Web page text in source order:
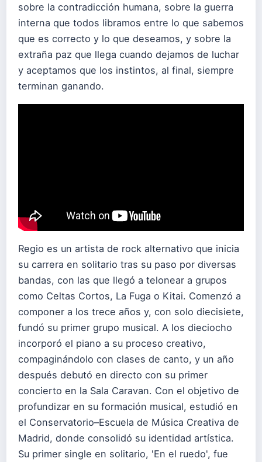
sobre la contradicción humana, sobre la guerra
interna que todos libramos entre lo que sabemos
que es correcto y lo que deseamos, y sobre la
extraña paz que llega cuando dejamos de luchar
y aceptamos que los instintos, al final, siempre
terminan ganando.
Regio es un artista de rock alternativo que inicia
su carrera en solitario tras su paso por diversas
bandas, con las que llegó a telonear a grupos
como Celtas Cortos, La Fuga o Kitai. Comenzó a
componer a los trece años y, con solo diecisiete,
fundó su primer grupo musical. A los dieciocho
incorporó el piano a su proceso creativo,
compaginándolo con clases de canto, y un año
después debutó en directo con su primer
concierto en la Sala Caravan. Con el objetivo de
profundizar en su formación musical, estudió en
el Conservatorio–Escuela de Música Creativa de
Madrid, donde consolidó su identidad artística.
Su primer single en solitario, 'En el ruedo', fue